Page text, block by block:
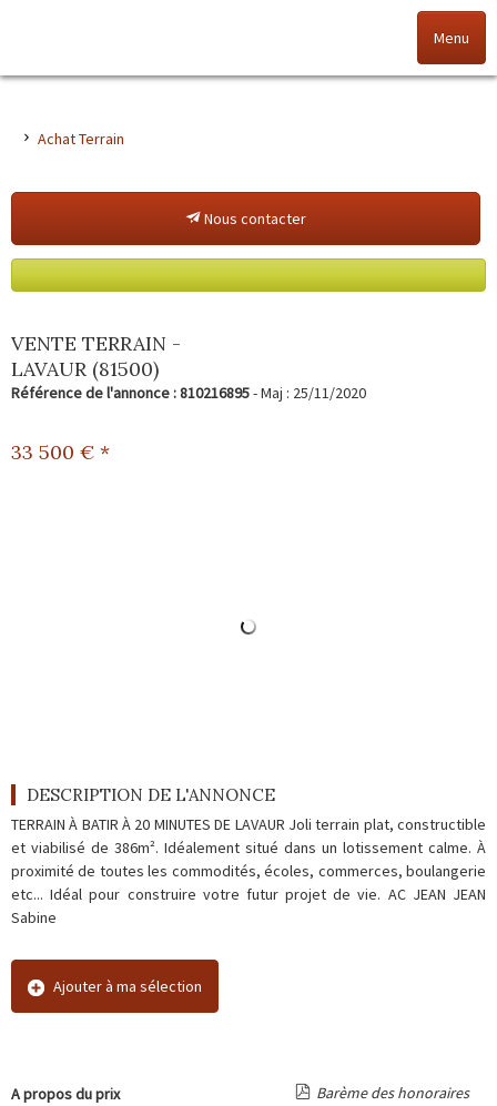
Menu
Vendez votre bien
Alerte immo
Gestion
Achat Terrain
Nous contacter
VENTE TERRAIN -
LAVAUR (81500)
Référence de l'annonce : 810216895- Maj : 25/11/2020
33 500 € *
DESCRIPTION DE L'ANNONCE
TERRAIN À BATIR À 20 MINUTES DE LAVAUR Joli terrain plat, constructible
et viabilisé de 386m². Idéalement situé dans un lotissement calme. À
proximité de toutes les commodités, écoles, commerces, boulangerie
etc... Idéal pour construire votre futur projet de vie. AC JEAN JEAN
Sabine
Ajouter à ma sélection
A propos du prix
Barème des honoraires